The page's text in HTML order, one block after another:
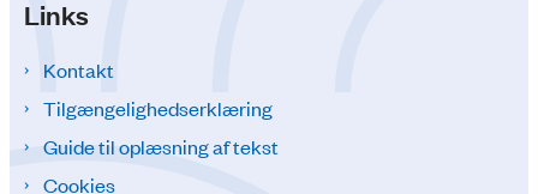
Links
Kontakt
Tilgængelighedserklæring
Guide til oplæsning af tekst
Cookies